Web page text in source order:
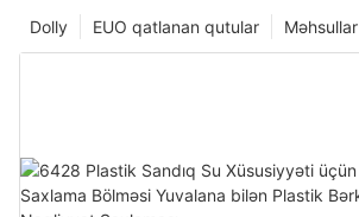
Məhsullar
EUO qatlanan qutular
Dolly